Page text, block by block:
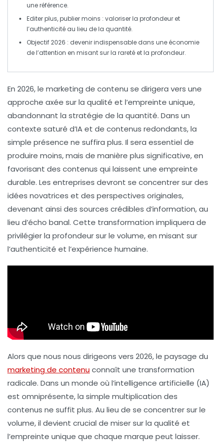
une référence.
Editer plus, publier moins : valoriser la profondeur et
l’authenticité au lieu de la quantité.
Objectif 2026 : devenir indispensable dans une économie
de l’attention en misant sur la rareté et la profondeur.
En 2026, le marketing de contenu se dirigera vers une
approche axée sur la qualité et l’empreinte unique,
abandonnant la stratégie de la quantité. Dans un
contexte saturé d’IAet de contenus redondants, la
simple présence ne suffira plus. Il sera essentiel de
produire moins, mais de manière plus significative, en
favorisant des contenus qui laissent une empreinte
durable. Les entreprises devront se concentrer sur des
idées novatrices et des perspectives originales,
devenant ainsi des sources crédibles d’information, au
lieu d’écho banal. Cette transformation impliquera de
privilégier la profondeur sur le volume, en misant sur
l’authenticité et l’expérience humaine.
Alors que nous nous dirigeons vers 2026, le paysage du
marketing de contenuconnaît une transformation
radicale. Dans un monde où l’intelligence artificielle (IA)
est omniprésente, la simple multiplication des
contenus ne suffit plus. Au lieu de se concentrer sur le
volume, il devient crucial de miser sur la qualité et
l’empreinte unique que chaque marque peut laisser.